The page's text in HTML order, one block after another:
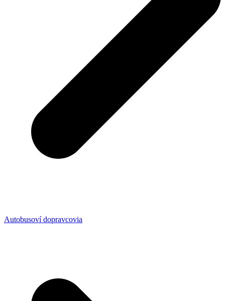
Autobusoví dopravcovia